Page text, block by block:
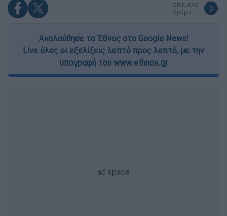
επόμενο
άρθρο
Ακολούθησε το Έθνος στο Google News!
Live όλες οι εξελίξεις λεπτό προς λεπτό, με την
υπογραφή του www.ethnos.gr